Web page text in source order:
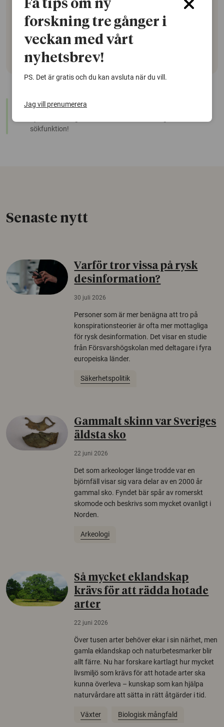
8 december:Workshop: Ekonomisk hållbarhet från
ett multidisciplinärt perspektiv, Rodrigo Lozano
warningDenna artikel är några år gammal och det kan finnas
sökfunktion!
Senaste nytt
Varför tror vissa på rysk
desinformation?
30 juli 2026
Personer som är mer benägna att tro på
konspirationsteorier är ofta mer mottagliga
för rysk desinformation. Det visar en studie
från Försvarshögskolan med deltagare i fyra
europeiska länder.
Säkerhetspolitik
Gammalt skinn var Sveriges
äldsta sko
22 juni 2026
Det som arkeologer länge trodde var en
björnfäll visar sig vara delar av en 2000 år
gammal sko. Fyndet bär spår av romerskt
skomode och beskrivs som mycket ovanligt i
Norden.
Arkeologi
Så mycket eklandskap
krävs för att rädda hotade
arter
22 juni 2026
Över tusen arter behöver ekar i sin närhet, men
gamla eklandskap och naturbetesmarker blir
allt färre. Nu har forskare kartlagt hur mycket
livsmiljö som krävs för att hotade arter ska
kunna överleva – kunskap som kan hjälpa
naturvårdare att sätta in rätt åtgärder i tid.
Växter Biologisk mångfald
Få tips om ny
forskning tre gånger i
veckan med vårt
nyhetsbrev!
PS. Det är gratis och du kan avsluta när du vill.
Jag vill prenumerera